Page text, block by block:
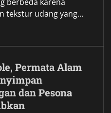
tekstur udang yang…
Permata Alam
dan Pesona